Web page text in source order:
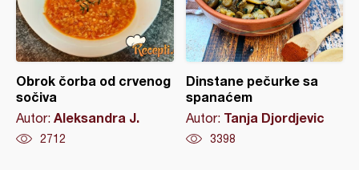
Obrok čorba od crvenog
sočiva
Autor: Aleksandra J.
2712
Dinstane pečurke sa
spanaćem
Autor: Tanja Djordjevic
3398